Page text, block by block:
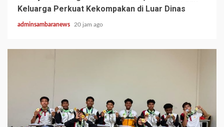
Keluarga Perkuat Kekompakan di Luar Dinas
adminsambaranews 20 jam ago